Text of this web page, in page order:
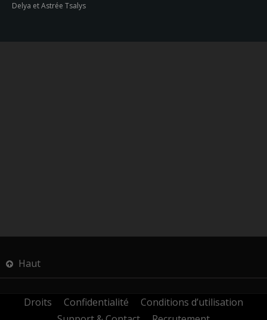
Delya et Astrée Tsalys
Haut
Droits Confidentialité
Conditions d’utilisation